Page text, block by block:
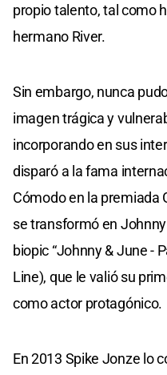
propio talento, tal como
hermano River.
Sin embargo, nunca
imagen trágica y
incorporando en sus
disparó a la fama
Cómodo en la premiada
se transformó en
biopic “Johnny & June -
Line), que le valió su
como actor protagónico.
En 2013 Spike Jonze lo